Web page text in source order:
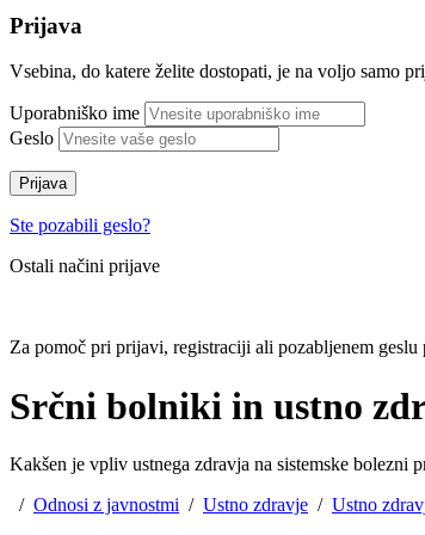
Prijava
Vsebina, do katere želite dostopati, je na voljo samo
Uporabniško ime
Geslo
Prijava
Ste pozabili geslo?
Ostali načini prijave
Za pomoč pri prijavi, registraciji ali pozabljenem geslu
Srčni bolniki in ustno
Kakšen je vpliv ustnega zdravja na sistemske
/ Odnosi z javnostmi / Ustno zdravje / Ustno